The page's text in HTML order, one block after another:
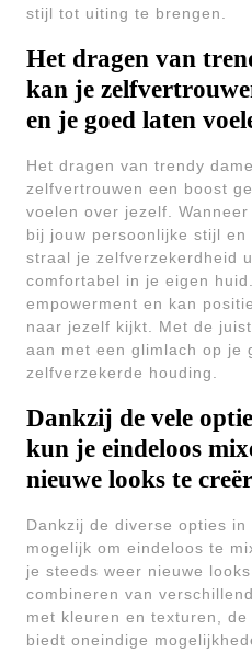
stijl tot uiting te brengen.
Het dragen van
kan je
en je goed laten
Het dragen van trendy
zelfvertrouwen een boost
voelen over jezelf.
bij jouw persoonlijke stijl en
straal je zelfverzekerdheid
comfortabel in je eigen
empowerment en kan
naar jezelf kijkt. Met de
aan met een glimlach op je
zelfverzekerde houding.
Dankzij de vele
kun je eindeloos
nieuwe looks te
Dankzij de diverse opties
mogelijk om eindeloos te
je steeds weer nieuwe
combineren van
met kleuren en texturen,
biedt oneindige